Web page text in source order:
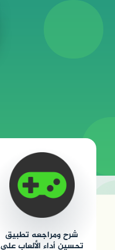
شرح ومراجعه تطبيق
تحسين أداء الألعاب على